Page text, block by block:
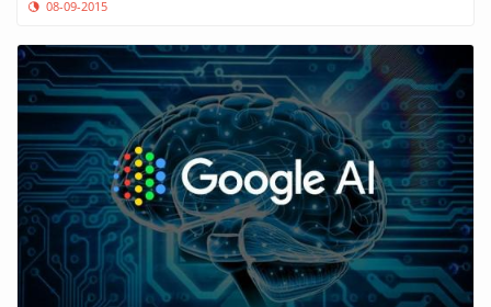
08-09-2015